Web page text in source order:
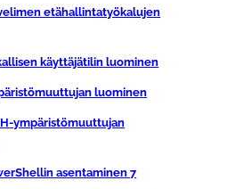
etähallintatyökalujen
käyttäjätilin luominen
luominen
ympäristömuuttujan
asentaminen 7